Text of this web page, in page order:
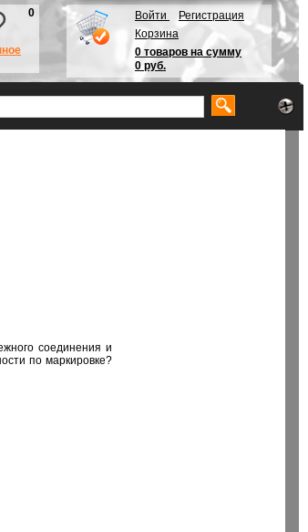
0 Войти
Регистрация
Корзина
0 товаров на сумму
0 руб.
соединения и
по маркировке?